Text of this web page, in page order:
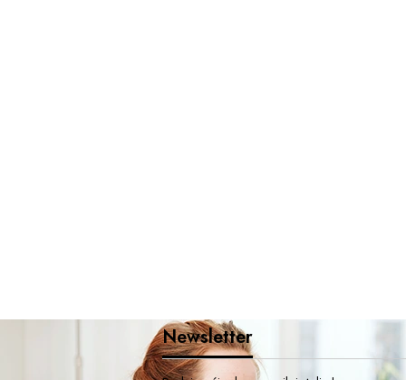
Newsletter